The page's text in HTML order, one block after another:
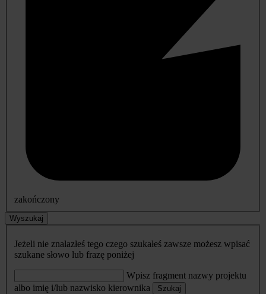
zakończony
Wyszukaj
Jeżeli nie znalazłeś tego czego szukałeś zawsze możesz wpisać
szukane słowo lub frazę poniżej
Wpisz fragment nazwy projektu
albo imię i/lub nazwisko kierownika
Szukaj